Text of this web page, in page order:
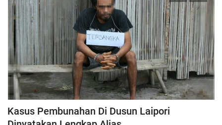
Kasus Pembunahan Di Dusun Laipori